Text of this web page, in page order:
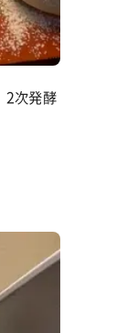
2次発酵